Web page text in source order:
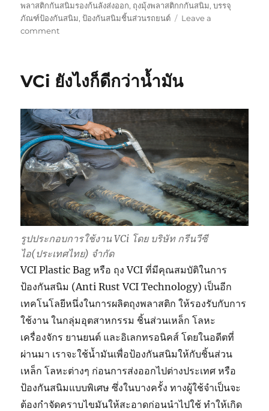
พลาสติกกันสนิมรองก้นลังส่งออก, ถุงมุ้งพลาสติกกกันสนิม,บรรจุ
ภัณฑ์ป้องกันสนิม,ป้องกันสนิมชิ้นส่วนรถยนต์
Leave a
commenton
พลาสติก
ต้อง
ทา
น้ำมัน
ไหม
?
VCi ยังไงก็ดีกว่าน้ำมัน
รูปประกอบการใช้งาน VCi โดย บริษัท กรีนวีซี
ไอ(ประเทศไทย) จำกัด
VCI Plastic Bag หรือ ถุง VCI ที่มีคุณสมบัติในการ
ป้องกันสนิม (Anti Rust VCI Technology) เป็นอีก
เทคโนโลยีหนึ่งในการผลิตถุงพลาสติก ให้รองรับกับการ
ใช้งาน ในกลุ่มอุตสาหกรรม ชิ้นส่วนเหล็ก โลหะ
เครื่องจักร ยานยนต์ และอิเลกทรอนิคส์ โดยในอดีตที่
ผ่านมา เราจะใช้น้ำมันเพื่อป้องกันสนิมให้กับชิ้นส่วน
เหล็ก โลหะต่างๆ ก่อนการส่งออกไปต่างประเทศ หรือ
ป้องกันสนิมแบบพิเศษ ซึ่งในบางครั้ง ทางผู้ใช้จำเป็นจะ
ต้องกำจัดคราบไขมันให้สะอาดก่อนนำไปใช้ ทำให้เกิด